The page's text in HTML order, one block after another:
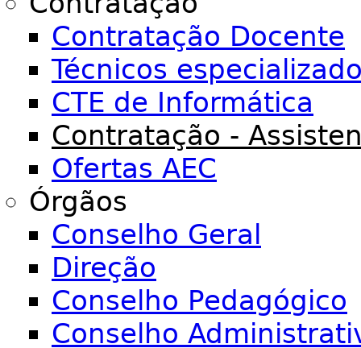
Contratação Docente
Técnicos
CTE de Informática
Contratação -
Ofertas AEC
Órgãos
Conselho Geral
Direção
Conselho Pedagógico
Conselho